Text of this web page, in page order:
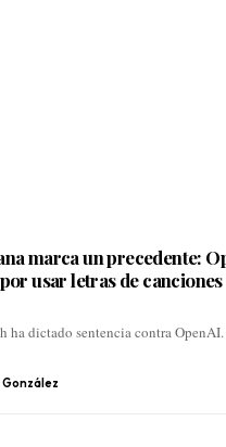
marca un precedente:
usar letras de canciones
dictado sentencia contra OpenAI.